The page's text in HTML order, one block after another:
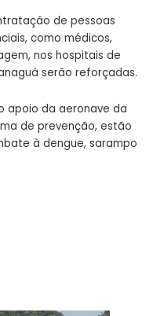
de pessoas
como médicos,
nos hospitais de
serão reforçadas.
apoio da aeronave da
de prevenção, estão
à dengue, sarampo